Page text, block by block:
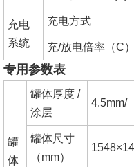
充电
系统
充电方式
充/放电倍率（C）
专用参数表
罐
体
罐体厚度 /
涂层
4.5mm/
罐体尺寸
（mm）